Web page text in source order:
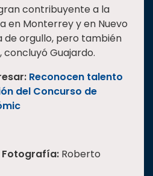
contribuyente a la
en Monterrey y en Nuevo
de orgullo, pero también
concluyó Guajardo.
Reconocen talento
del Concurso de
Fotografía: Roberto